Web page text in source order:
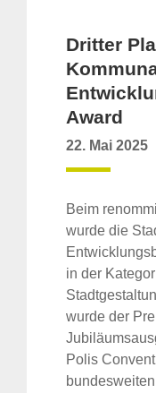
Dritter
Award
22. Mai 2025
Beim
wurde die
in der
wurde der
Polis